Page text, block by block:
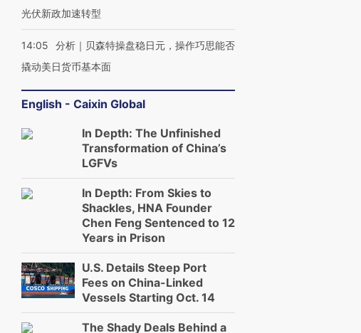
光伏新政加速转型
14:05
分析｜贝森特操盘稳日元，操作巧思能否
撬动美日货币基本面
English - Caixin Global
In Depth: The Unfinished
Transformation of China’s
LGFVs
In Depth: From Skies to
Shackles, HNA Founder
Chen Feng Sentenced to 12
Years in Prison
U.S. Details Steep Port
Fees on China-Linked
Vessels Starting Oct. 14
The Shady Deals Behind a